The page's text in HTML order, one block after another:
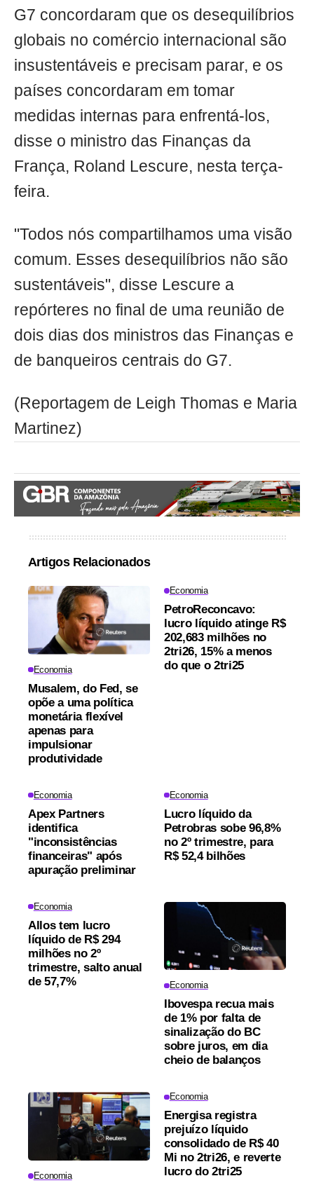
G7 concordaram que os desequilíbrios
globais no comércio internacional são
insustentáveis e precisam parar, e os
países concordaram em tomar
medidas internas para enfrentá-los,
disse o ministro das Finanças da
França, Roland Lescure, nesta terça-
feira.
"Todos nós compartilhamos uma visão
comum. Esses desequilíbrios não são
sustentáveis", disse Lescure a
repórteres no final de uma reunião de
dois dias dos ministros das Finanças e
de banqueiros centrais do G7.
(Reportagem de Leigh Thomas e Maria
Martinez)
Artigos Relacionados
Economia
Musalem, do Fed, se
opõe a uma política
monetária flexível
apenas para
impulsionar
produtividade
Economia
PetroReconcavo:
lucro líquido atinge R$
202,683 milhões no
2tri26, 15% a menos
do que o 2tri25
Economia
Apex Partners
identifica
"inconsistências
financeiras" após
apuração preliminar
Economia
Lucro líquido da
Petrobras sobe 96,8%
no 2º trimestre, para
R$ 52,4 bilhões
Economia
Allos tem lucro
líquido de R$ 294
milhões no 2º
trimestre, salto anual
de 57,7%
Economia
Ibovespa recua mais
de 1% por falta de
sinalização do BC
sobre juros, em dia
cheio de balanços
Economia
Economia
Energisa registra
prejuízo líquido
consolidado de R$ 40
Mi no 2tri26, e reverte
lucro do 2tri25